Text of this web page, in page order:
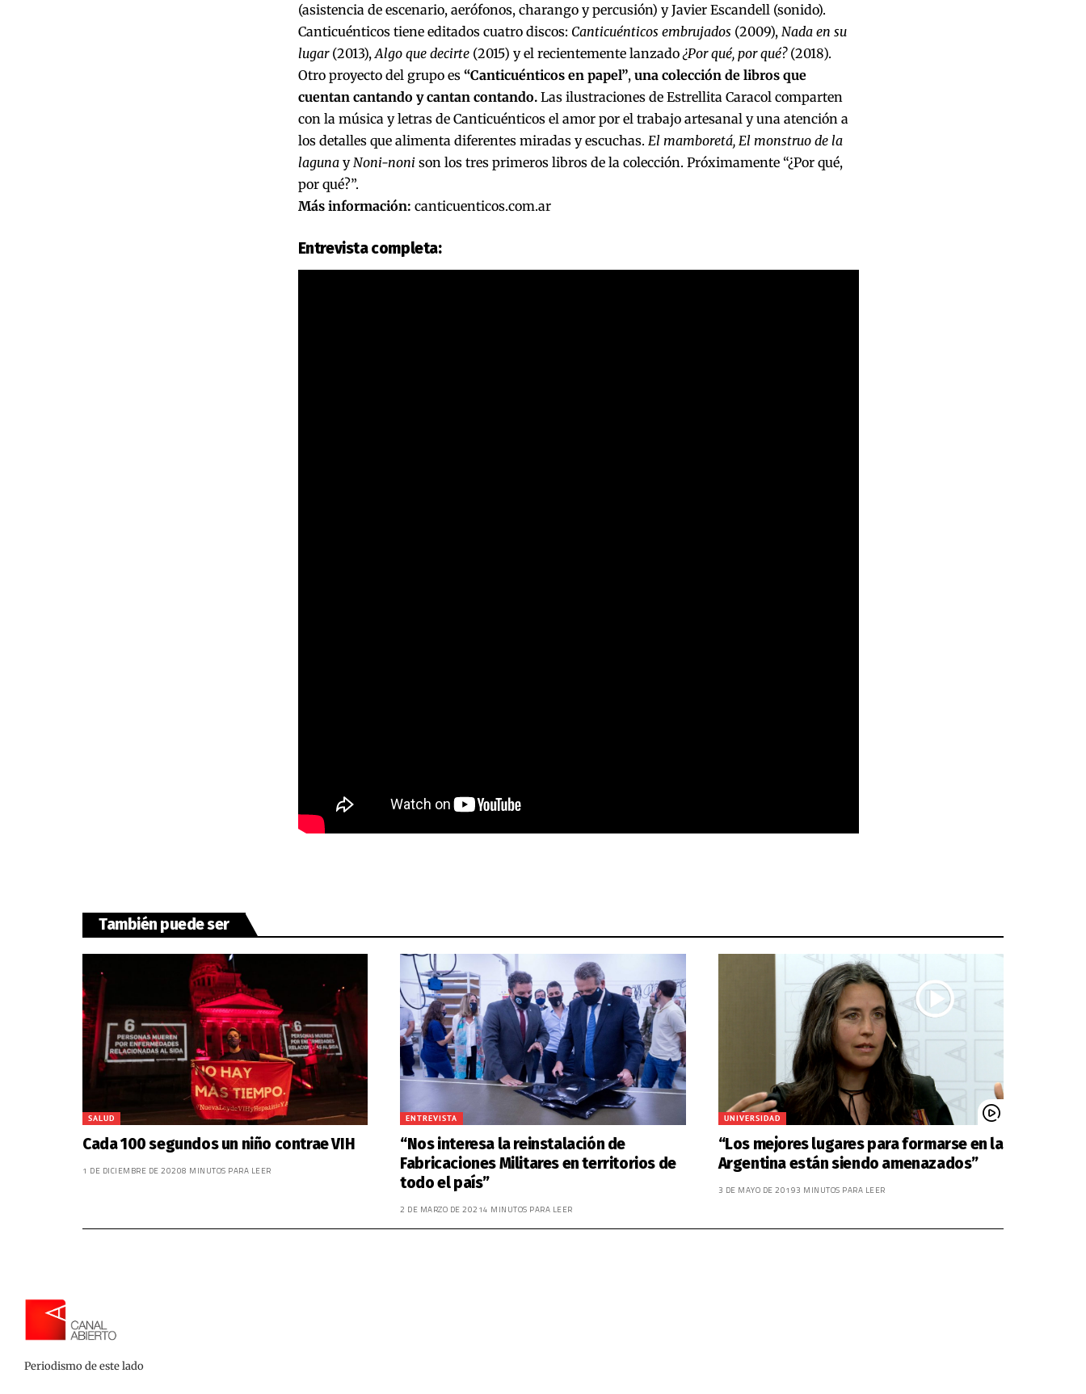
(asistencia de escenario, aerófonos, charango y percusión) y Javier Escandell (sonido).
Canticuénticos tiene editados cuatro discos: Canticuénticos embrujados(2009), Nada en su
lugar(2013), Algo que decirte(2015) y el recientemente lanzado¿Por qué, por qué?(2018).
Otro proyecto del grupo es“Canticuénticos en papel”, una colección de libros que
cuentan cantando y cantan contando.Las ilustraciones de Estrellita Caracol comparten
con la música y letras de Canticuénticos el amor por el trabajo artesanal y una atención a
los detalles que alimenta diferentes miradas y escuchas. El mamboretá, El monstruo de la
lagunay Noni-nonison los tres primeros libros de la colección. Próximamente “¿Por qué,
por qué?”.
Más información: canticuenticos.com.ar
Entrevista completa:
También puede ser
SALUD
Cada 100 segundos un niño contrae VIH
1 DE DICIEMBRE DE 20208 MINUTOS PARA LEER
ENTREVISTA
“Nos interesa la reinstalación de
Fabricaciones Militares en territorios de
todo el país”
2 DE MARZO DE 20214 MINUTOS PARA LEER
UNIVERSIDAD
“Los mejores lugares para formarse en la
Argentina están siendo amenazados”
3 DE MAYO DE 20193 MINUTOS PARA LEER
Periodismo de este lado